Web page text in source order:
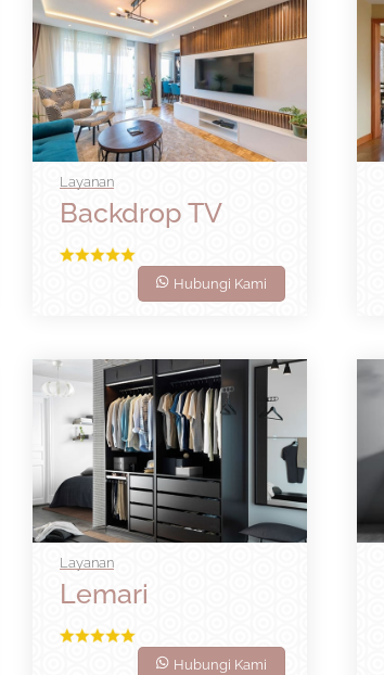
Layanan
Backdrop TV
Hubungi Kami
Layanan
Lemari
Hubungi Kami